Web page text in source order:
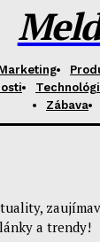
Zábava
a trendy!